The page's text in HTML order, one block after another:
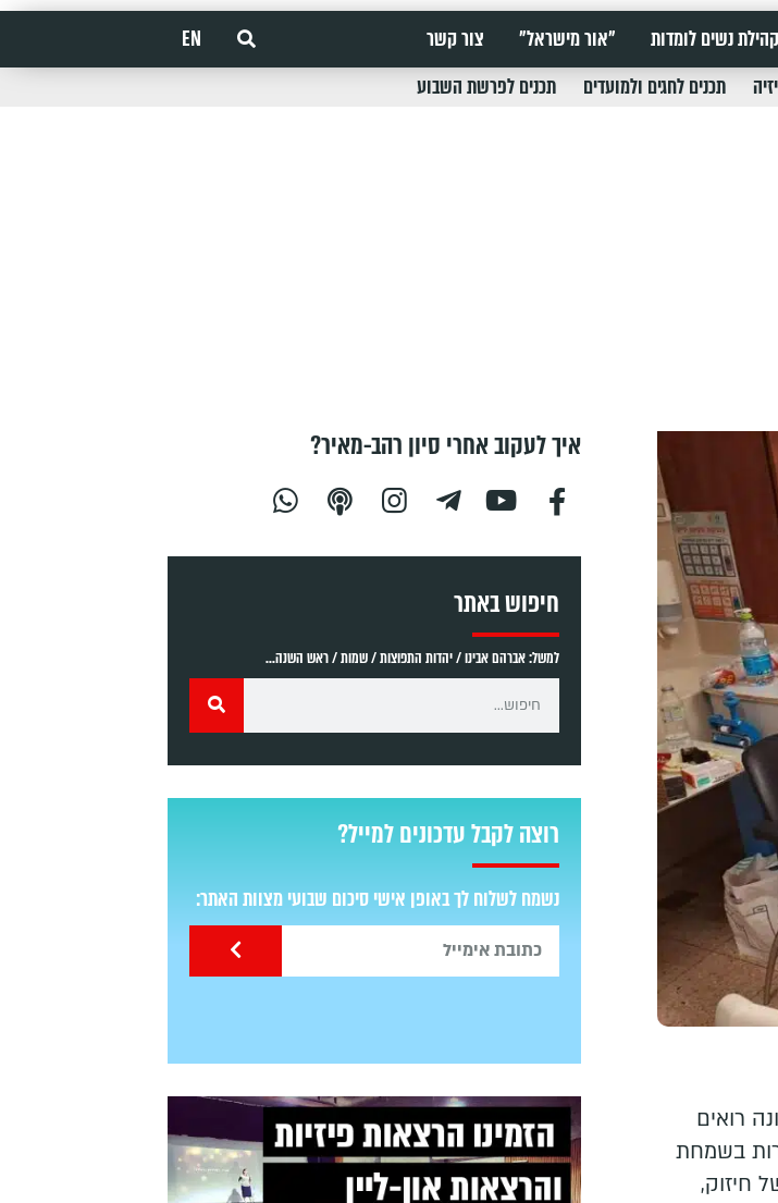
קהילת נשים לומדות "אור מישראל" צור קשר
EN
תכנים לחגים ולמועדים תכנים לפרשת השבוע
רואים
בשמחת
חיזוק,
איך לעקוב אחרי סיון רהב-מאיר?
חיפוש באתר
למשל: אברהם אבינו / יהדות התפוצות / שמות / ראש השנה...
רוצה לקבל עדכונים למייל?
נשמח לשלוח לך באופן אישי סיכום שבועי מצוות האתר: